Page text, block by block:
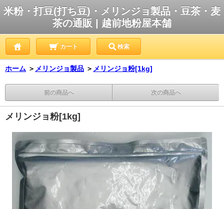
米粉・打豆(打ち豆)・メリンジョ製品・豆茶・麦
茶の通販 | 越前地粉屋本舗
カート 検索
ホーム ＞ メリンジョ製品 ＞ メリンジョ粉[1kg]
前の商品へ 次の商品へ
メリンジョ粉[1kg]